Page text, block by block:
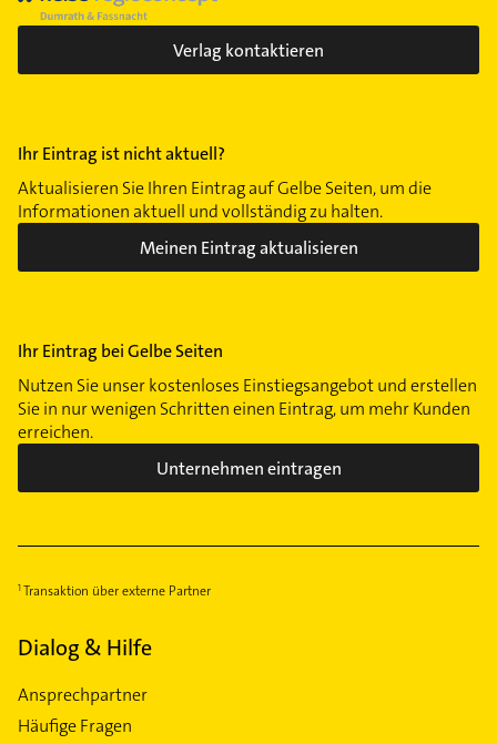
Verlag kontaktieren
Ihr Eintrag ist nicht aktuell?
Aktualisieren Sie Ihren Eintrag auf Gelbe Seiten, um die
Informationen aktuell und vollständig zu halten.
Meinen Eintrag aktualisieren
Ihr Eintrag bei Gelbe Seiten
Nutzen Sie unser kostenloses Einstiegsangebot und erstellen
Sie in nur wenigen Schritten einen Eintrag, um mehr Kunden
erreichen.
Unternehmen eintragen
Transaktion über externe Partner
Dialog & Hilfe
Ansprechpartner
Häufige Fragen